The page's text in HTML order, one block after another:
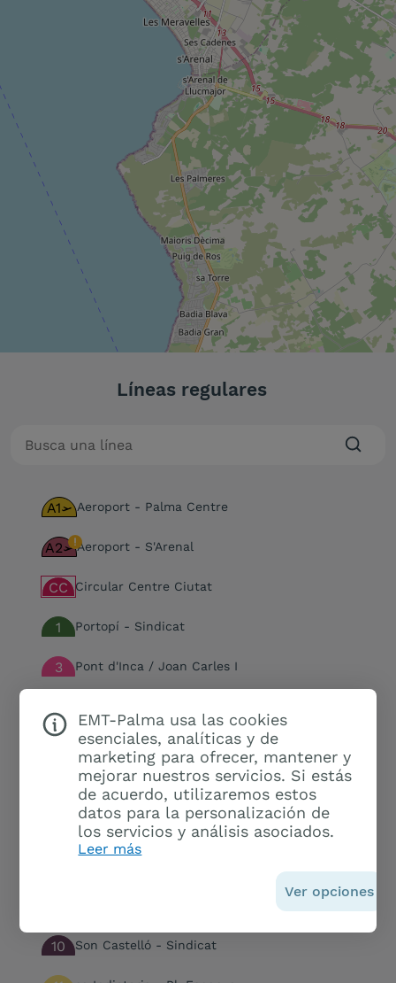
Líneas regulares
A1 Aeroport - Palma Centre
A2 Aeroport - S'Arenal
CC Circular Centre Ciutat
1 Portopí - Sindicat
3 Pont d'Inca / Joan Carles I
Es Rafal Nou - Pl. Progrés
Son Espases - Sindicat
Son Gotleu - Son Serra - Sa Vileta / Son Vida
10 Son Castelló - Sindicat
EMT-Palma usa las cookies
esenciales, analíticas y de
marketing para ofrecer, mantener y
mejorar nuestros servicios. Si estás
de acuerdo, utilizaremos estos
datos para la personalización de
los servicios y análisis asociados.
Leer más
Ver opciones